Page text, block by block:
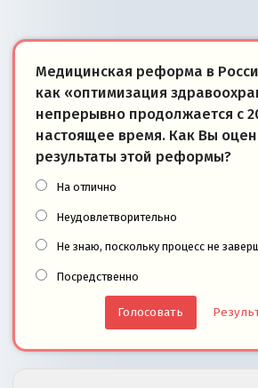
Медицинская реформа в
как «оптимизация
непрерывно продолжается с
настоящее время. Как Вы
результаты этой реформы?
На отлично
Неудовлетворительно
Не знаю, поскольку процесс не
Посредственно